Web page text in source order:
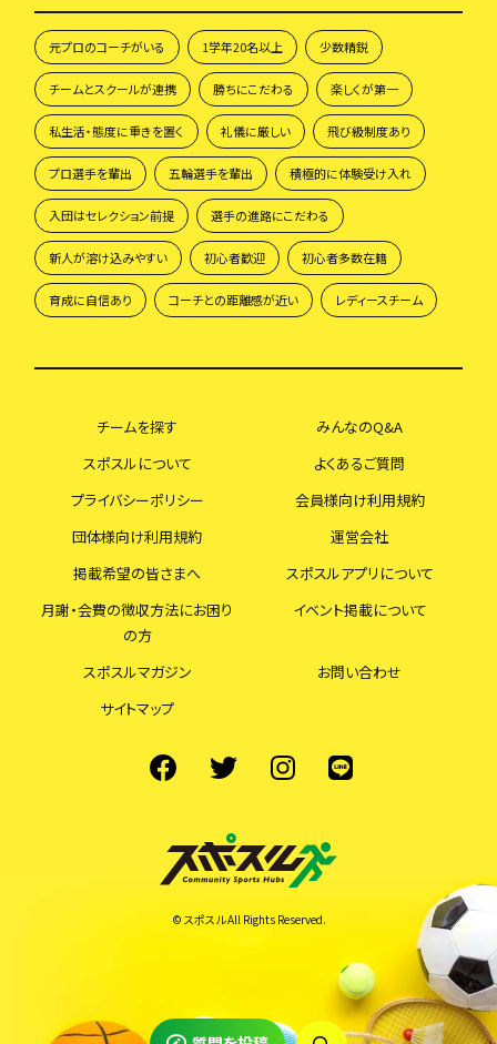
元プロのコーチがいる 1学年20名以上 少数精鋭
チームとスクールが連携 勝ちにこだわる 楽しくが第一
私生活・態度に重きを置く 礼儀に厳しい 飛び級制度あり
プロ選手を輩出 五輪選手を輩出 積極的に体験受け入れ
入団はセレクション前提 選手の進路にこだわる
新人が溶け込みやすい 初心者歓迎 初心者多数在籍
育成に自信あり コーチとの距離感が近い レディースチーム
© スポスル All Rights Reserved.
チームを探す
みんなのQ&A
スポスルについて
よくあるご質問
プライバシーポリシー
会員様向け利用規約
団体様向け利用規約
運営会社
掲載希望の皆さまへ
スポスルアプリについて
月謝・会費の徴収方法にお困り
の方
イベント掲載について
スポスルマガジン
お問い合わせ
サイトマップ